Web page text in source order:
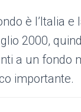
è l’Italia e
2000,
a un fondo
importante.